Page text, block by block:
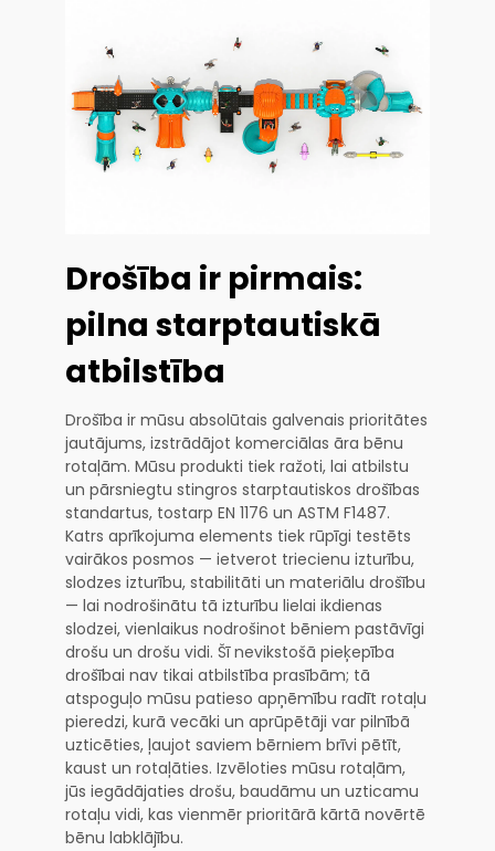
Drošība ir pirmais:
pilna starptautiskā
atbilstība
Drošība ir mūsu absolūtais galvenais prioritātes
jautājums, izstrādājot komerciālas āra bēnu
rotaļām. Mūsu produkti tiek ražoti, lai atbilstu
un pārsniegtu stingros starptautiskos drošības
standartus, tostarp EN 1176 un ASTM F1487.
Katrs aprīkojuma elements tiek rūpīgi testēts
vairākos posmos — ietverot triecienu izturību,
slodzes izturību, stabilitāti un materiālu drošību
— lai nodrošinātu tā izturību lielai ikdienas
slodzei, vienlaikus nodrošinot bēniem pastāvīgi
drošu un drošu vidi. Šī nevikstošā pieķepība
drošībai nav tikai atbilstība prasībām; tā
atspoguļo mūsu patieso apņēmību radīt rotaļu
pieredzi, kurā vecāki un aprūpētāji var pilnībā
uzticēties, ļaujot saviem bērniem brīvi pētīt,
kaust un rotaļāties. Izvēloties mūsu rotaļām,
jūs iegādājaties drošu, baudāmu un uzticamu
rotaļu vidi, kas vienmēr prioritārā kārtā novērtē
bēnu labklājību.